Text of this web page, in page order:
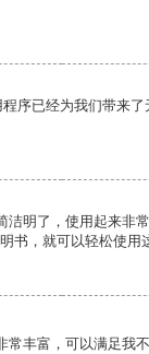
序已经为我们带来
洁明了，使用起来非
书，就可以轻松使用
常丰富，可以满足我不